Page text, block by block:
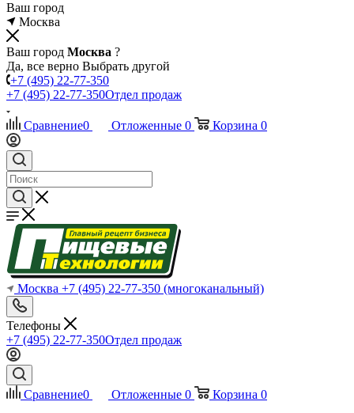
Ваш город
Москва
Ваш город Москва ?
Да, все верно Выбрать другой
+7 (495) 22-77-350
+7 (495) 22-77-350Отдел продаж
Сравнение0 Отложенные 0 Корзина 0
Москва +7 (495) 22-77-350 (многоканальный)
Телефоны
+7 (495) 22-77-350Отдел продаж
Сравнение0 Отложенные 0 Корзина 0